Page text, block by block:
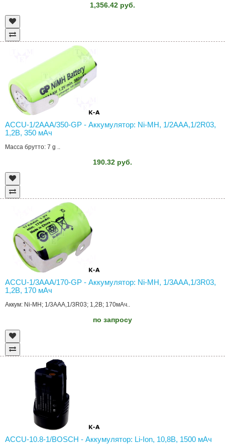
1,356.42 руб.
ACCU-1/2AAA/350-GP - Аккумулятор: Ni-MH, 1/2AAA,1/2R03,
1,2В, 350 мAч
Масса брутто: 7 g ..
190.32 руб.
ACCU-1/3AAA/170-GP - Аккумулятор: Ni-MH, 1/3AAA,1/3R03,
1,2В, 170 мAч
Аккум: Ni-MH; 1/3AAA,1/3R03; 1,2В; 170мАч..
по запросу
ACCU-10.8-1/BOSCH - Аккумулятор: Li-Ion, 10,8В, 1500 мAч